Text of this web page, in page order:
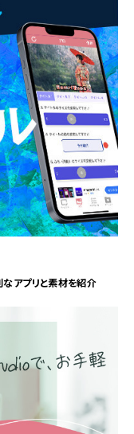
なアプリと素材を紹介